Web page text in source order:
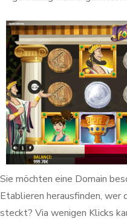
Sie möchten eine Domain
Etablieren herausfinden, wer
steckt? Via wenigen Klicks